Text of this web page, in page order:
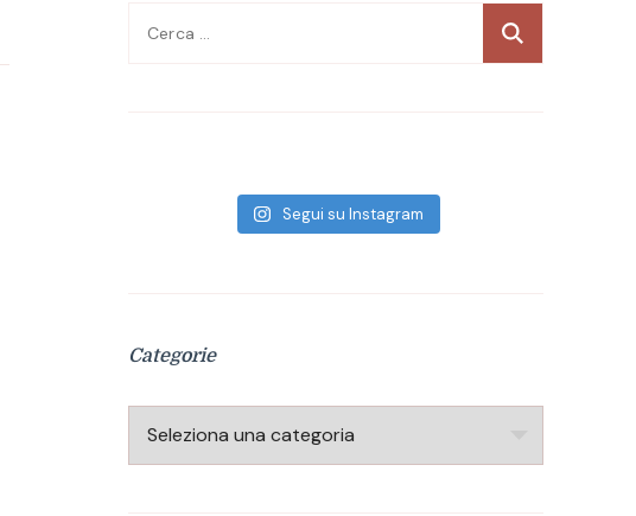
Ricerca
Segui su Instagram
Categorie
Categorie